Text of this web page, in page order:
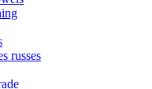
russes